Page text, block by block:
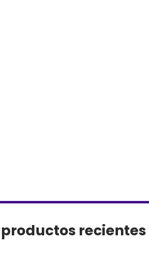
recientes